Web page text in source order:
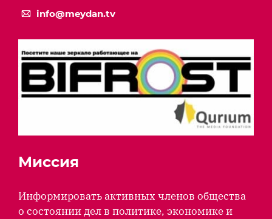
info@meydan.tv
Миссия
Информировать активных членов общества
о состоянии дел в политике, экономике и